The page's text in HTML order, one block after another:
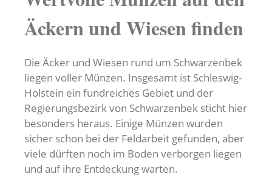
Äckern und Wiesen finden
Die Äcker und Wiesen rund um Schwarzenbek
liegen voller Münzen. Insgesamt ist Schleswig-
Holstein ein fundreiches Gebiet und der
Regierungsbezirk von Schwarzenbek sticht hier
besonders heraus. Einige Münzen wurden
sicher schon bei der Feldarbeit gefunden, aber
viele dürften noch im Boden verborgen liegen
und auf ihre Entdeckung warten.